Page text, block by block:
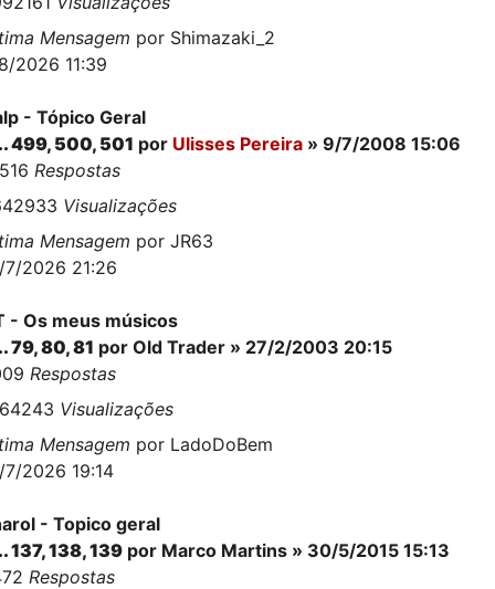
Mensagem por Shimazaki_2
2026 11:39
- Tópico Geral
499, 500, 501 por Ulisses Pereira » 9/7/2008 15:06
Respostas
Visualizações
Mensagem por JR63
7/2026 21:26
- Os meus músicos
79,80,81 por Old Trader » 27/2/2003 20:15
Respostas
Visualizações
Mensagem por LadoDoBem
7/2026 19:14
- Topico geral
137,138,139 por Marco Martins » 30/5/2015 15:13
Respostas